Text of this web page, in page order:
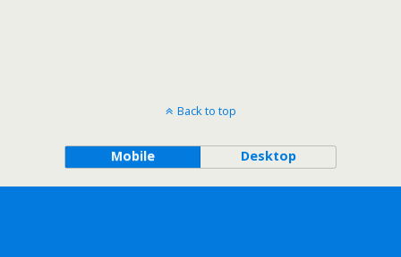
Back to top
Mobile Desktop